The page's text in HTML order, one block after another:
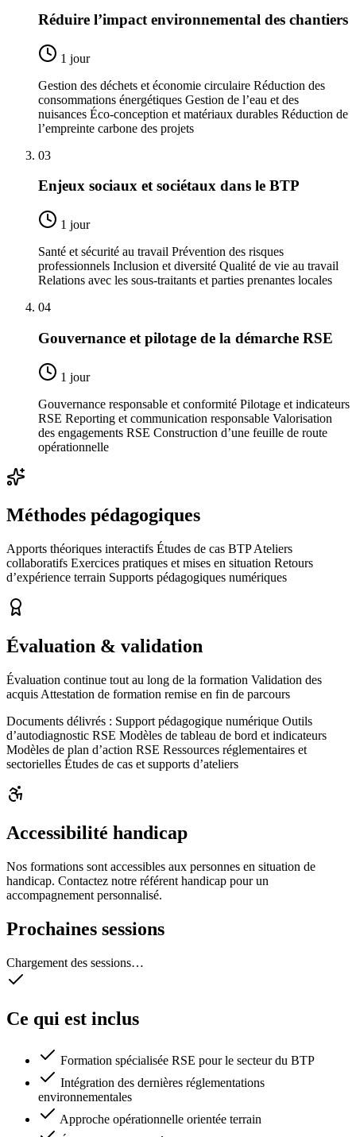
Réduire l’impact environnemental des chantiers
1 jour
Gestion des déchets et économie circulaire Réduction des
consommations énergétiques Gestion de l’eau et des
nuisances Éco-conception et matériaux durables Réduction de
l’empreinte carbone des projets
03
Enjeux sociaux et sociétaux dans le BTP
1 jour
Santé et sécurité au travail Prévention des risques
professionnels Inclusion et diversité Qualité de vie au travail
Relations avec les sous-traitants et parties prenantes locales
04
Gouvernance et pilotage de la démarche RSE
1 jour
Gouvernance responsable et conformité Pilotage et indicateurs
RSE Reporting et communication responsable Valorisation
des engagements RSE Construction d’une feuille de route
opérationnelle
Méthodes pédagogiques
Apports théoriques interactifs Études de cas BTP Ateliers
collaboratifs Exercices pratiques et mises en situation Retours
d’expérience terrain Supports pédagogiques numériques
Évaluation & validation
Évaluation continue tout au long de la formation Validation des
acquis Attestation de formation remise en fin de parcours
Documents délivrés : Support pédagogique numérique Outils
d’autodiagnostic RSE Modèles de tableau de bord et indicateurs
Modèles de plan d’action RSE Ressources réglementaires et
sectorielles Études de cas et supports d’ateliers
Accessibilité handicap
Nos formations sont accessibles aux personnes en situation de
handicap. Contactez notre référent handicap pour un
accompagnement personnalisé.
Prochaines sessions
Chargement des sessions…
Ce qui est inclus
Formation spécialisée RSE pour le secteur du BTP
Intégration des dernières réglementations
environnementales
Approche opérationnelle orientée terrain